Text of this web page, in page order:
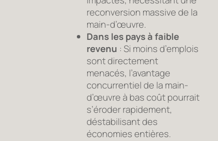
reconversion massive de la
main-d’œuvre.
Dans les pays à faible
revenu : Si moins d’emplois
sont directement
menacés, l’avantage
concurrentiel de la main-
d’œuvre à bas coût pourrait
s’éroder rapidement,
déstabilisant des
économies entières.